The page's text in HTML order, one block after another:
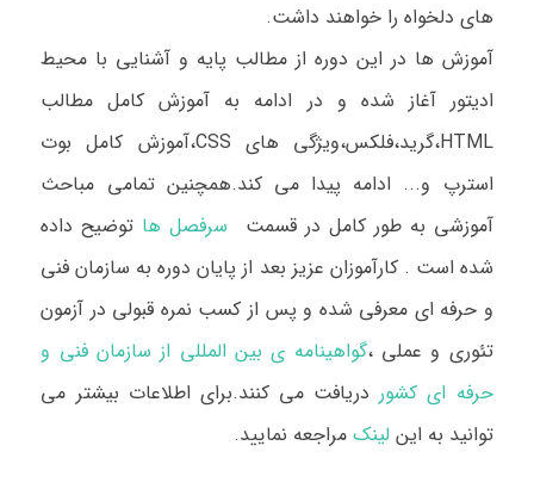
های دلخواه را خواهند داشت.
آموزش ها در این دوره از مطالب پایه و آشنایی با محیط
ادیتور آغاز شده و در ادامه به آموزش کامل مطالب
HTML،گرید،فلکس،ویژگی های CSS،آموزش کامل بوت
استرپ و... ادامه پیدا می کند.همچنینتمامی مباحث
آموزشی به طور کامل در قسمت سرفصل ها توضیح داده
شده است . کارآموزان عزیز بعد از پایان دوره به سازمان فنی
و حرفه ای معرفی شده و پس از کسب نمره قبولی در آزمون
تئوری و عملی ،گواهینامه ی بین المللی از سازمان فنی و
حرفه ای کشور دریافت می کنند.برای اطلاعات بیشتر می
توانید به این لینک مراجعه نمایید.